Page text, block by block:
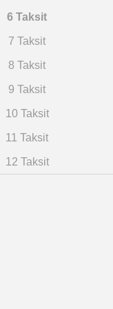
6 Taksit
7 Taksit
8 Taksit
9 Taksit
10 Taksit
11 Taksit
12 Taksit